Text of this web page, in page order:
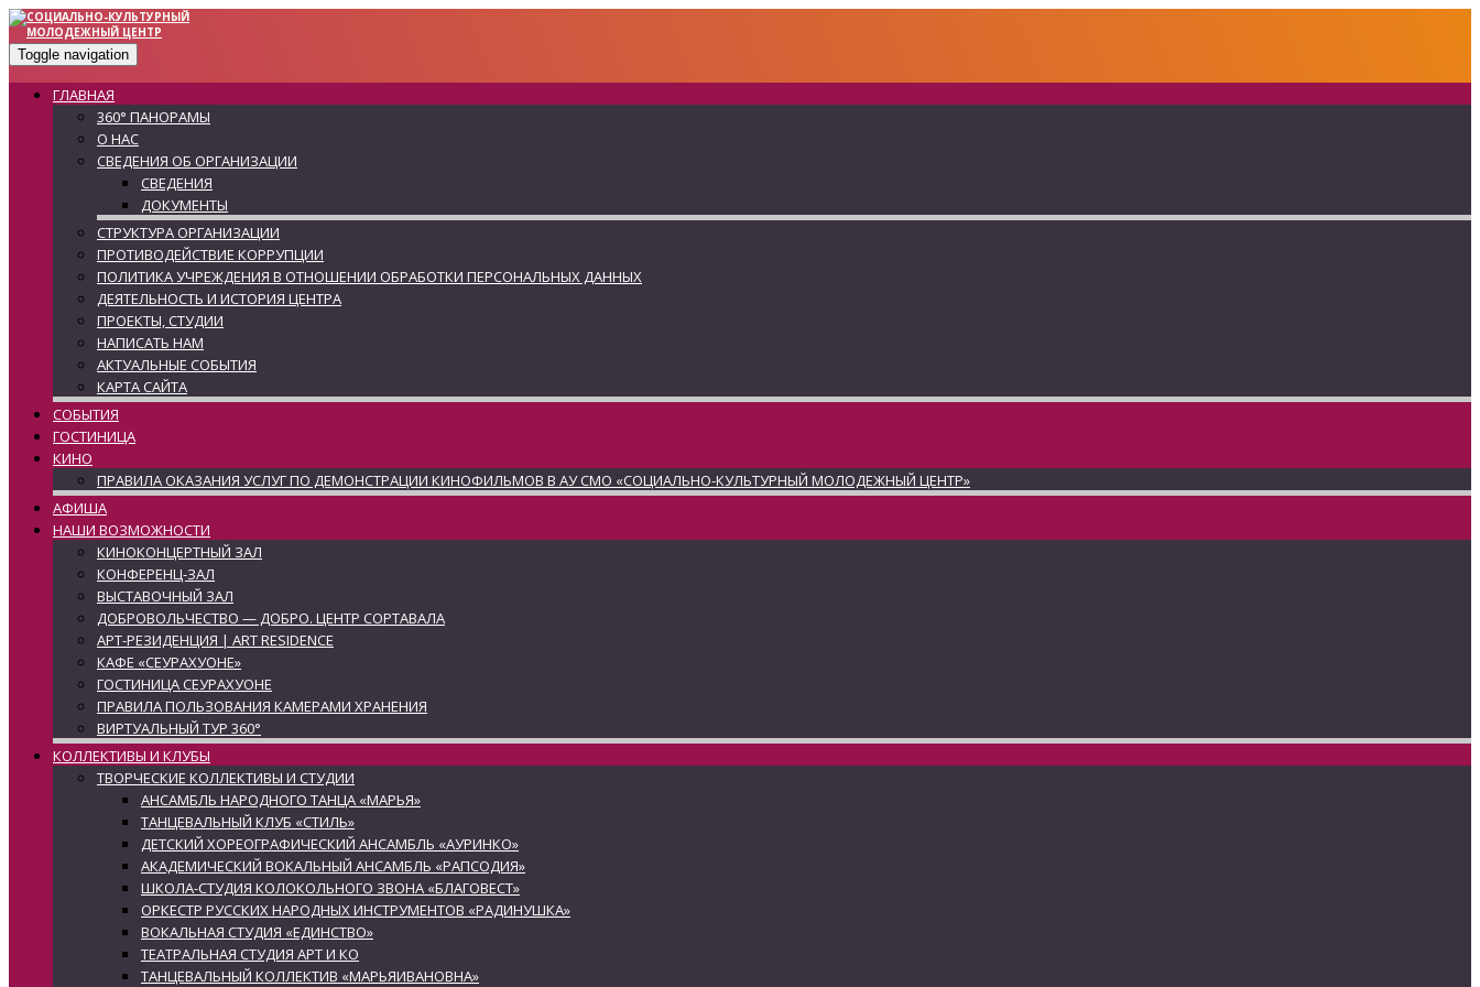
Toggle navigation
ГЛАВНАЯ
360° ПАНОРАМЫ
О НАС
СВЕДЕНИЯ ОБ ОРГАНИЗАЦИИ
СВЕДЕНИЯ
ДОКУМЕНТЫ
СТРУКТУРА ОРГАНИЗАЦИИ
ПРОТИВОДЕЙСТВИЕ КОРРУПЦИИ
ПОЛИТИКА УЧРЕЖДЕНИЯ В ОТНОШЕНИИ ОБРАБОТКИ ПЕРСОНАЛЬНЫХ ДАННЫХ
ДЕЯТЕЛЬНОСТЬ И ИСТОРИЯ ЦЕНТРА
ПРОЕКТЫ, СТУДИИ
НАПИСАТЬ НАМ
АКТУАЛЬНЫЕ СОБЫТИЯ
КАРТА САЙТА
СОБЫТИЯ
ГОСТИНИЦА
КИНО
ПРАВИЛА ОКАЗАНИЯ УСЛУГ ПО ДЕМОНСТРАЦИИ КИНОФИЛЬМОВ В АУ СМО «СОЦИАЛЬНО-КУЛЬТУРНЫЙ МОЛОДЕЖНЫЙ ЦЕНТР»
АФИША
НАШИ ВОЗМОЖНОСТИ
КИНОКОНЦЕРТНЫЙ ЗАЛ
КОНФЕРЕНЦ-ЗАЛ
ВЫСТАВОЧНЫЙ ЗАЛ
ДОБРОВОЛЬЧЕСТВО — ДОБРО. ЦЕНТР СОРТАВАЛА
АРТ-РЕЗИДЕНЦИЯ | ART RESIDENCE
КАФЕ «СЕУРАХУОНЕ»
ГОСТИНИЦА СЕУРАХУОНЕ
ПРАВИЛА ПОЛЬЗОВАНИЯ КАМЕРАМИ ХРАНЕНИЯ
ВИРТУАЛЬНЫЙ ТУР 360°
КОЛЛЕКТИВЫ И КЛУБЫ
ТВОРЧЕСКИЕ КОЛЛЕКТИВЫ И СТУДИИ
АНСАМБЛЬ НАРОДНОГО ТАНЦА «МАРЬЯ»
ТАНЦЕВАЛЬНЫЙ КЛУБ «СТИЛЬ»
ДЕТСКИЙ ХОРЕОГРАФИЧЕСКИЙ АНСАМБЛЬ «АУРИНКО»
АКАДЕМИЧЕСКИЙ ВОКАЛЬНЫЙ АНСАМБЛЬ «РАПСОДИЯ»
ШКОЛА-СТУДИЯ КОЛОКОЛЬНОГО ЗВОНА «БЛАГОВЕСТ»
ОРКЕСТР РУССКИХ НАРОДНЫХ ИНСТРУМЕНТОВ «РАДИНУШКА»
ВОКАЛЬНАЯ СТУДИЯ «ЕДИНСТВО»
ТЕАТРАЛЬНАЯ СТУДИЯ АРТ И КО
ТАНЦЕВАЛЬНЫЙ КОЛЛЕКТИВ «МАРЬЯИВАНОВНА»